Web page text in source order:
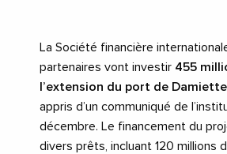
La Société financière
partenaires vont investir 455
l’extension du port de
appris d’un communiqué de
décembre. Le financement du
divers prêts, incluant 120 millions